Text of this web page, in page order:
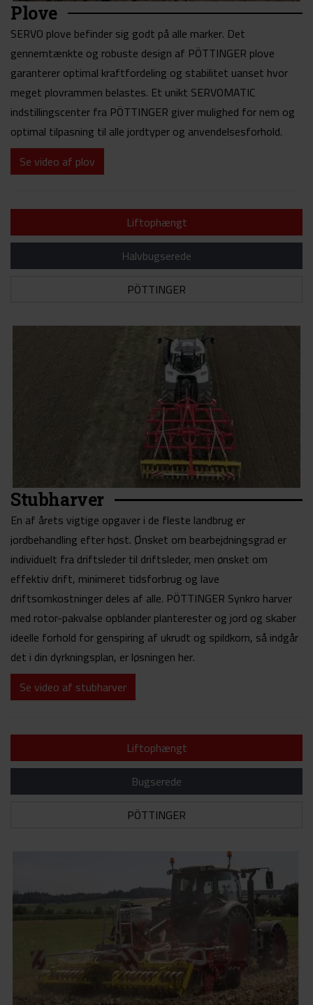
Plove
SERVO plove befinder sig godt på alle marker. Det
gennemtænkte og robuste design af PÖTTINGER plove
garanterer optimal kraftfordeling og stabilitet uanset hvor
meget plovrammen belastes. Et unikt SERVOMATIC
indstillingscenter fra PÖTTINGER giver mulighed for nem og
optimal tilpasning til alle jordtyper og anvendelsesforhold.
Se video af plov
Liftophængt
Halvbugserede
PÖTTINGER
Stubharver
En af årets vigtige opgaver i de fleste landbrug er
jordbehandling efter høst. Ønsket om bearbejdningsgrad er
individuelt fra driftsleder til driftsleder, men ønsket om
effektiv drift, minimeret tidsforbrug og lave
driftsomkostninger deles af alle. PÖTTINGER Synkro harver
med rotor-pakvalse opblander planterester og jord og skaber
ideelle forhold for genspiring af ukrudt og spildkorn, så indgår
det i din dyrkningsplan, er løsningen her.
Se video af stubharver
Liftophængt
Bugserede
PÖTTINGER